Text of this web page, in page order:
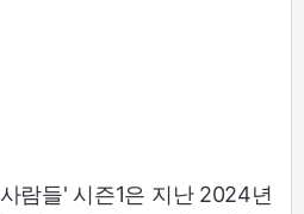
람들' 시즌1은 지난 2024년